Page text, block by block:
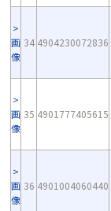
画
像
34 4904230072836
画
像
35 4901777405615
画
像
36 4901004060440